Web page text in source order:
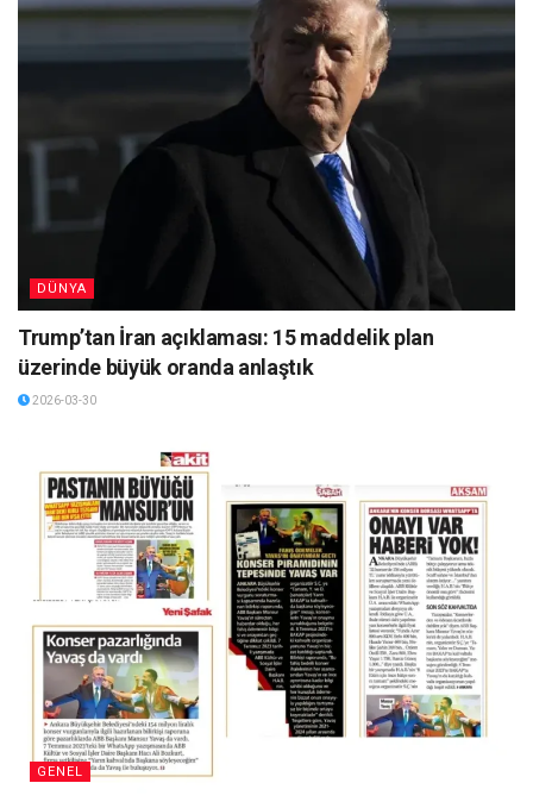
DÜNYA
Trump’tan İran açıklaması: 15 maddelik plan
üzerinde büyük oranda anlaştık
2026-03-30
GENEL